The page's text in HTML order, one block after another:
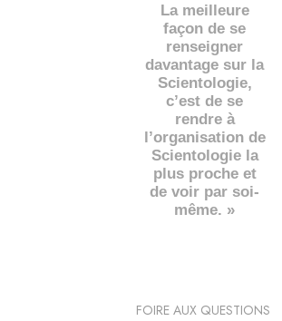
La meilleure
façon de se
renseigner
davantage sur la
Scientologie,
c’est de se
rendre à
l’organisation de
Scientologie la
plus proche et
de voir par soi-
même. »
FOIRE AUX QUESTIONS